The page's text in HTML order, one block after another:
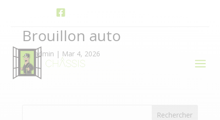

a
Brouillon auto
par admin | Mar 4, 2026
Rechercher